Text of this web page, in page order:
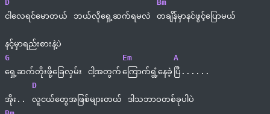
D
ငါလေရင်မောတယ်
ဘယ်လိုရှေ့ဆက်ရမလဲ
Bm
တချိန်မှာနင်ဖွင့်ပြောမယ်
နင့်မှာရည်းစားနဲ့ပဲ
G
ရှေ့ဆက်တိုးဖို့ခြေလှမ်း
ငါ့အတွက်
Em
ကြောက်ရွံ့နေခဲ့
A
ပြီ......
အိုး..
D
လူငယ်တွေအဖြစ်များတယ်
ဒါသဘာဝတစ်ခုပါပဲ